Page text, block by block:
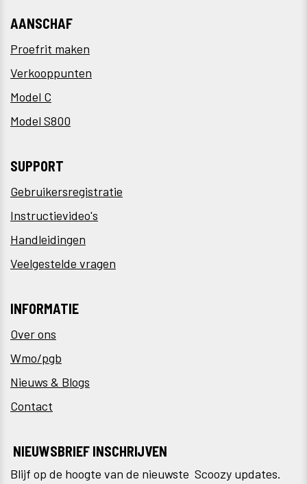
AANSCHAF
Proefrit maken
Verkooppunten
Model C
Model S800
SUPPORT
Gebruikersregistratie
Instructievideo's
Handleidingen
Veelgestelde vragen
INFORMATIE
Over ons
Wmo/pgb
Nieuws & Blogs
Contact
NIEUWSBRIEF INSCHRIJVEN
Blijf op de hoogte van de nieuwste Scoozy updates.